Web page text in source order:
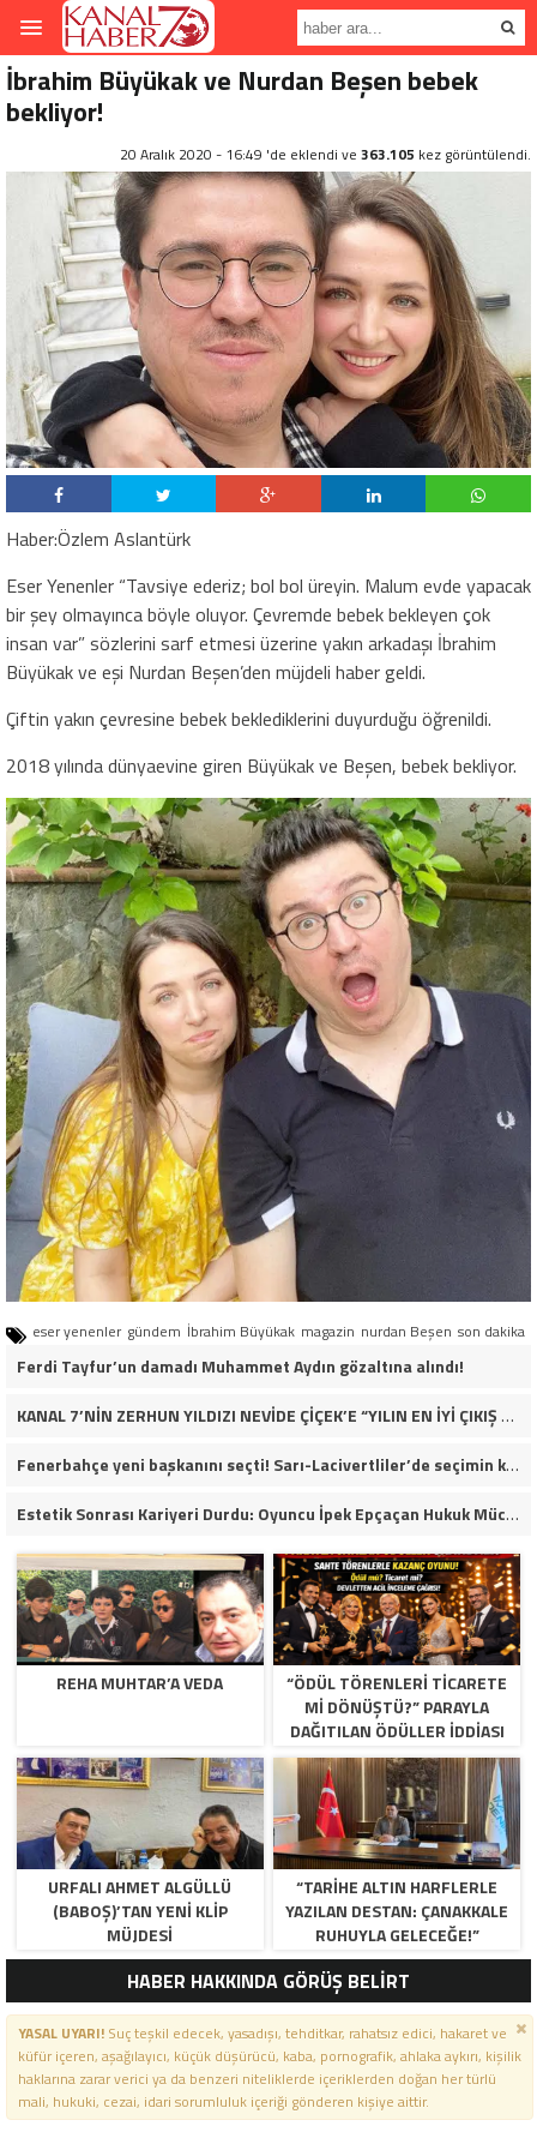
İbrahim Büyükak ve Nurdan Beşen bebek
bekliyor!
20 Aralık 2020 - 16:49 'de eklendi ve 363.105 kez görüntülendi.
Haber:Özlem Aslantürk
Eser Yenenler “Tavsiye ederiz; bol bol üreyin. Malum evde yapacak
bir şey olmayınca böyle oluyor. Çevremde bebek bekleyen çok
insan var” sözlerini sarf etmesi üzerine yakın arkadaşı İbrahim
Büyükak ve eşi Nurdan Beşen’den müjdeli haber geldi.
Çiftin yakın çevresine bebek beklediklerini duyurduğu öğrenildi.
2018 yılında dünyaevine giren Büyükak ve Beşen, bebek bekliyor.
eser yenenler gündem İbrahim Büyükak magazin nurdan Beşen son dakika
Ferdi Tayfur’un damadı Muhammet Aydın gözaltına alındı!
KANAL 7’NİN ZERHUN YILDIZI NEVİDE ÇİÇEK’E “YILIN EN İYİ ÇIKIŞ YAPAN KADIN OYUNCUSU” ÖDÜLÜ!
Fenerbahçe yeni başkanını seçti! Sarı-Lacivertliler’de seçimin kazananı Aziz Yıldırım oldu
Estetik Sonrası Kariyeri Durdu: Oyuncu İpek Epçaçan Hukuk Mücadelesi Veriyor
REHA MUHTAR’A VEDA
“ÖDÜL TÖRENLERİ TİCARETE
Mİ DÖNÜŞTÜ?” PARAYLA
DAĞITILAN ÖDÜLLER IDDIASI
GÜNDEMDE!
URFALI AHMET ALGÜLLÜ
(BABOŞ)’TAN YENI KLIP
MÜJDESI
“TARIHE ALTIN HARFLERLE
YAZILAN DESTAN: ÇANAKKALE
RUHUYLA GELECEĞE!”
HABER HAKKINDA GÖRÜŞ BELİRT
YASAL UYARI!Suç teşkil edecek, yasadışı, tehditkar, rahatsız edici, hakaret ve
küfür içeren, aşağılayıcı, küçük düşürücü, kaba, pornografik, ahlaka aykırı, kişilik
haklarına zarar verici ya da benzeri niteliklerde içeriklerden doğan her türlü
mali, hukuki, cezai, idari sorumluluk içeriği gönderen kişiye aittir.